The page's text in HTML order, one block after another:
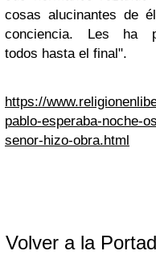
cosas alucinantes de
conciencia. Les
todos hasta el final".
https://
pablo-esperaba-noche-
senor-hizo-obra.html
Volver a la